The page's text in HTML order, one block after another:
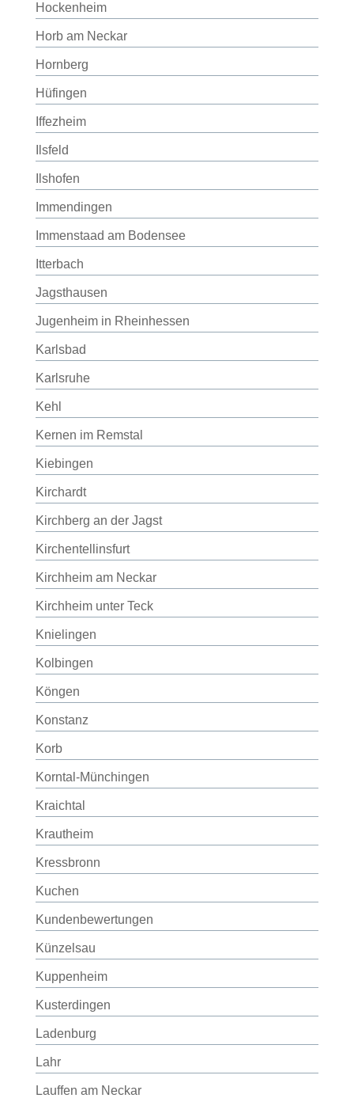
Hockenheim
Horb am Neckar
Hornberg
Hüfingen
Iffezheim
Ilsfeld
Ilshofen
Immendingen
Immenstaad am Bodensee
Itterbach
Jagsthausen
Jugenheim in Rheinhessen
Karlsbad
Karlsruhe
Kehl
Kernen im Remstal
Kiebingen
Kirchardt
Kirchberg an der Jagst
Kirchentellinsfurt
Kirchheim am Neckar
Kirchheim unter Teck
Knielingen
Kolbingen
Köngen
Konstanz
Korb
Korntal-Münchingen
Kraichtal
Krautheim
Kressbronn
Kuchen
Kundenbewertungen
Künzelsau
Kuppenheim
Kusterdingen
Ladenburg
Lahr
Lauffen am Neckar